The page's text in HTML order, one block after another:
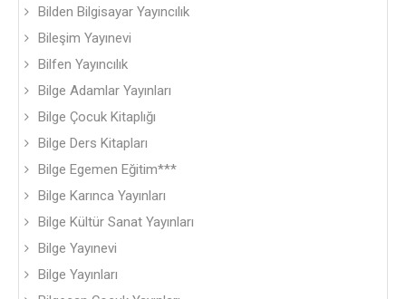
Bilden Bilgisayar Yayıncılık
Bileşim Yayınevi
Bilfen Yayıncılık
Bilge Adamlar Yayınları
Bilge Çocuk Kitaplığı
Bilge Ders Kitapları
Bilge Egemen Eğitim***
Bilge Karınca Yayınları
Bilge Kültür Sanat Yayınları
Bilge Yayınevi
Bilge Yayınları